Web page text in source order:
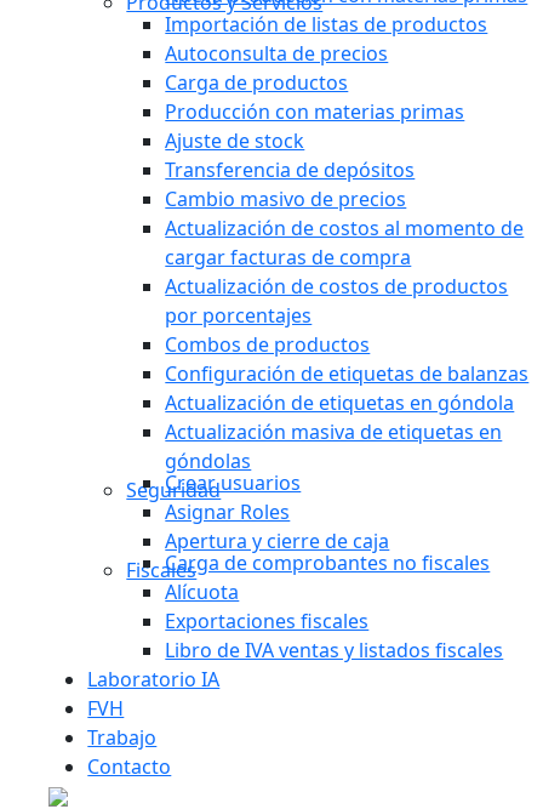
Importación de listas de productos
Autoconsulta de precios
Carga de productos
Producción con materias primas
Ajuste de stock
Transferencia de depósitos
Cambio masivo de precios
Actualización de costos al momento de
cargar facturas de compra
Actualización de costos de productos
por porcentajes
Combos de productos
Configuración de etiquetas de balanzas
Actualización de etiquetas en góndola
Actualización masiva de etiquetas en
góndolas
Seguridad
Crear usuarios
Asignar Roles
Apertura y cierre de caja
FiscalesCarga de comprobantes no fiscales
Alícuota
Exportaciones fiscales
Libro de IVA ventas y listados fiscales
Laboratorio IA
FVH
Trabajo
Contacto